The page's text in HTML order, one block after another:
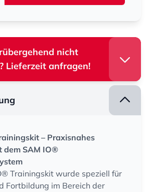
nicht
Lieferzeit anfragen!
– Praxisnahes
dem SAM IO®
Trainingskit wurde speziell für
Fortbildung im Bereich der